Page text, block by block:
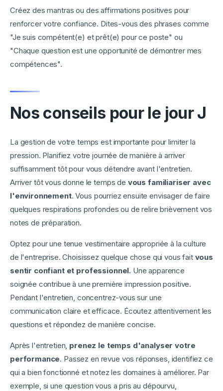
Créez des mantras ou des affirmations positives pour
renforcer votre confiance. Dites-vous des phrases comme
"Je suis compétent(e) et prêt(e) pour ce poste" ou
"Chaque question est une opportunité de démontrer mes
compétences".
Nos conseils pour le jour J
La gestion de votre temps est importante pour limiter la
pression. Planifiez votre journée de manière à arriver
suffisamment tôt pour vous détendre avant l'entretien.
Arriver tôt vous donne le temps de vous familiariser avec
l'environnement. Vous pourriez ensuite envisager de faire
quelques respirations profondes ou de relire brièvement vos
notes de préparation.
Optez pour une tenue vestimentaire appropriée à la culture
de l'entreprise. Choisissez quelque chose qui vous fait vous
sentir confiant et professionnel. Une apparence
soignée contribue à une première impression positive.
Pendant l'entretien, concentrez-vous sur une
communication claire et efficace. Écoutez attentivement les
questions et répondez de manière concise.
Après l'entretien, prenez le temps d'analyser votre
performance. Passez en revue vos réponses, identifiez ce
qui a bien fonctionné et notez les domaines à améliorer. Par
exemple, si une question vous a pris au dépourvu,